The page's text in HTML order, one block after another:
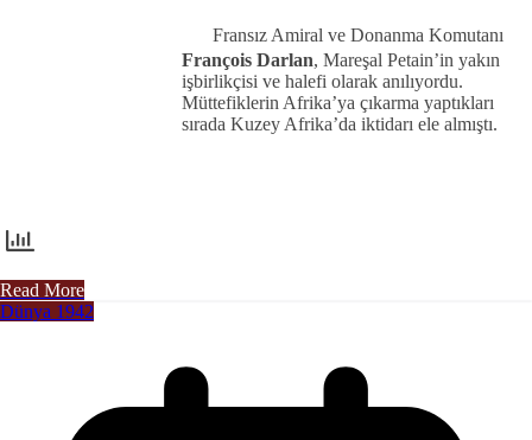
Fransız Amiral ve Donanma Komutanı
François Darlan, Mareşal Petain’in yakın
işbirlikçisi ve halefi olarak anılıyordu.
Müttefiklerin Afrika’ya çıkarma yaptıkları
sırada Kuzey Afrika’da iktidarı ele almıştı.
Read More
Dünya 1942